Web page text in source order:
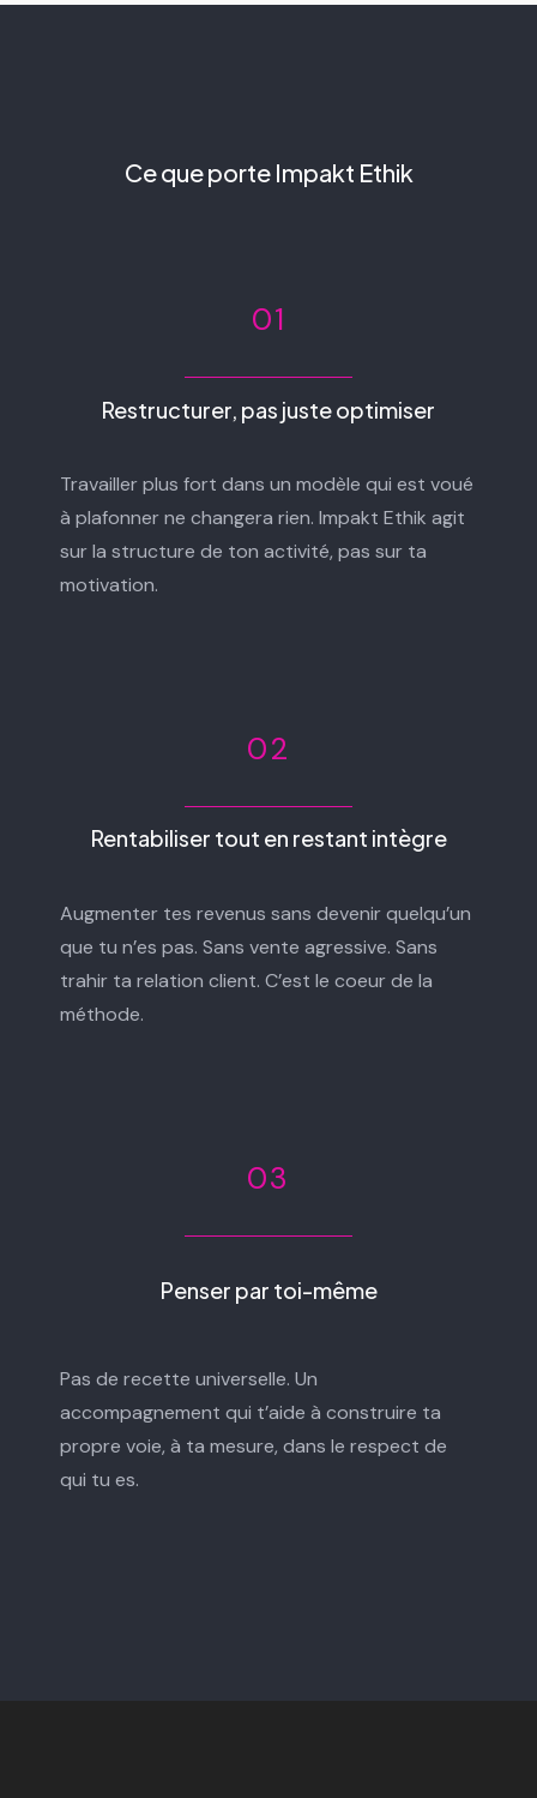
Ce que porte Impakt Ethik
01
Restructurer, pas juste optimiser
Travailler plus fort dans un modèle qui est voué
à plafonner ne changera rien. Impakt Ethik agit
sur la structure de ton activité, pas sur ta
motivation.
02
Rentabiliser tout en restant intègre
Augmenter tes revenus sans devenir quelqu’un
que tu n’es pas. Sans vente agressive. Sans
trahir ta relation client. C’est le coeur de la
méthode.
03
Penser par toi-même
Pas de recette universelle. Un
accompagnement qui t’aide à construire ta
propre voie, à ta mesure, dans le respect de
qui tu es.